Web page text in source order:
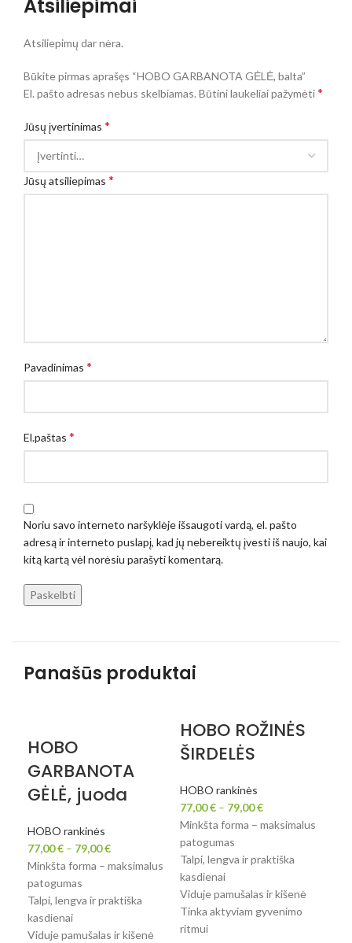
Atsiliepimai
Atsiliepimų dar nėra.
Būkite pirmas aprašęs “HOBO GARBANOTA GĖLĖ, balta”
El. pašto adresas nebus skelbiamas.Būtini laukeliai pažymėti*
Jūsų įvertinimas *
Jūsų atsiliepimas *
Pavadinimas *
El.paštas *
Noriu savo interneto naršyklėje išsaugoti vardą, el. pašto
adresą ir interneto puslapį, kad jų nebereiktų įvesti iš naujo, kai
kitą kartą vėl norėsiu parašyti komentarą.
Panašūs produktai
HOBO
GARBANOTA
GĖLĖ, juoda
HOBO rankinės
77,00€ – 79,00€
Minkšta forma – maksimalus
patogumas
Talpi, lengva ir praktiška
kasdienai
Viduje pamušalas ir kišenė
HOBO ROŽINĖS
ŠIRDELĖS
HOBO rankinės
77,00€ – 79,00€
Minkšta forma – maksimalus
patogumas
Talpi, lengva ir praktiška
kasdienai
Viduje pamušalas ir kišenė
Tinka aktyviam gyvenimo
ritmui